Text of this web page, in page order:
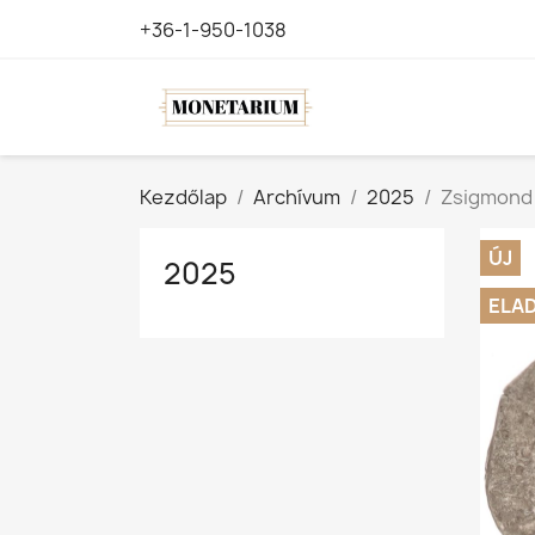
+36-1-950-1038
Kezdőlap Archívum 2025 Zsigmond
2025
ÚJ